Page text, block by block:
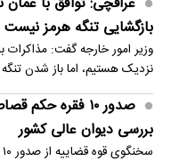
بازگشایی تنگه هرمز نیست
وزیر امور خارجه گفت:
نزدیک هستیم، اما باز شدن
صدور ۱۰ فقره
بررسی دیوان عالی کشور